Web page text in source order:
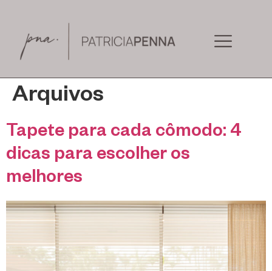
Arquivos
Tapete para cada cômodo: 4
dicas para escolher os
melhores